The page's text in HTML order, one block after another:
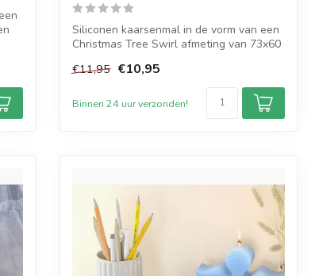
Siliconen kaarsenmal in de vorm van een
Christmas Tree Swirl afmeting van 73x60
€11,95 €10,95
Binnen 24 uur verzonden!